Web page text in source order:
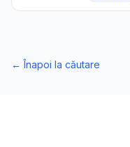
←Înapoi la căutare